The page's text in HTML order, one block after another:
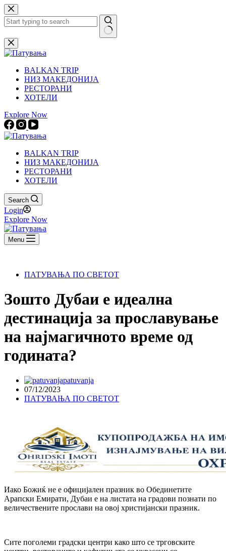
Skip
to
content
No
results
BALKAN TRIP
НИЗ МАКЕДОНИЈА
РЕСТОРАНИ
ХОТЕЛИ
Explore Now
BALKAN TRIP
НИЗ МАКЕДОНИЈА
РЕСТОРАНИ
ХОТЕЛИ
Search
Login
Explore Now
Menu
ПАТУВАЊА ПО СВЕТОТ
Зошто Дубаи е идеална
дестинација за прославување
на најмагичното време од
годината?
patuvanja
07/12/2023
ПАТУВАЊА ПО СВЕТОТ
Иако Божиќ не е официјален празник во Обединетите
Арапски Емирати, Дубаи е на листата на градови познати по
величествените прослави на овој христијански празник.
Сите поголеми градски центри како што се трговските